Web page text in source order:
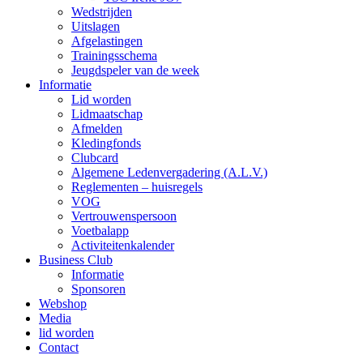
Wedstrijden
Uitslagen
Afgelastingen
Trainingsschema
Jeugdspeler van de week
Informatie
Lid worden
Lidmaatschap
Afmelden
Kledingfonds
Clubcard
Algemene Ledenvergadering (A.L.V.)
Reglementen – huisregels
VOG
Vertrouwenspersoon
Voetbalapp
Activiteitenkalender
Business Club
Informatie
Sponsoren
Webshop
Media
lid worden
Contact